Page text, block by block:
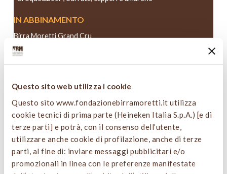
Questo sito web utilizza i cookie
Questo sito www.fondazionebirramoretti.it utilizza
cookie tecnici di prima parte (Heineken Italia S.p.A.) [e di
terze parti] e potrà, con il consenso dell’utente,
utilizzare anche cookie di profilazione, anche di terze
parti, al fine di: inviare messaggi pubblicitari e/o
promozionali in linea con le preferenze manifestate
IN ABBINAMENTO
Birra Moretti Grand Cru
ALESSANDRO DAL DEGAN
Photo Credits Francesca Moscheni ©